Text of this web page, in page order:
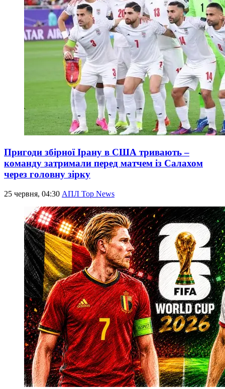
Пригоди збірної Ірану в США тривають –
команду затримали перед матчем із Салахом
через головну зірку
25 червня, 04:30 АПЛ Top News